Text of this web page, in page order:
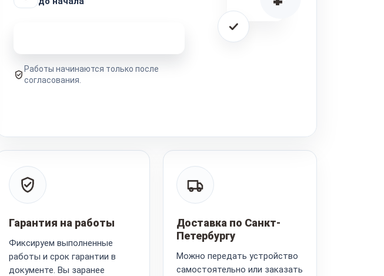
Работы начинаются только после
согласования.
Гарантия на работы
Фиксируем выполненные
работы и срок гарантии в
документе. Вы заранее
Доставка по Санкт-
Петербургу
Можно передать устройство
самостоятельно или заказать